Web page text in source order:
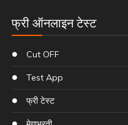
फ्री ऑनलाइन टेस्ट
Cut OFF
Test App
फ्री टेस्ट